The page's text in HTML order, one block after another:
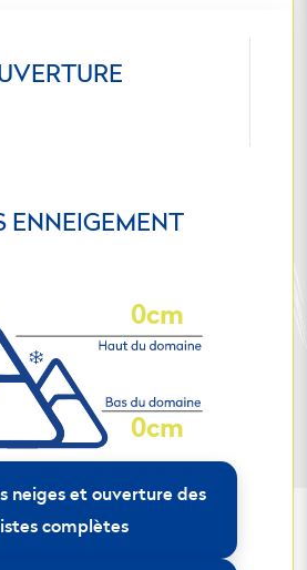
ENNEIGEMENT
0cm
0cm
neiges et ouverture des
complètes